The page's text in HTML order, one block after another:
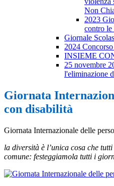
Non
2023
contro le
Giornale
2024
INSIEME
25 novembre
l'eliminazione
Giornata
con disabilità
Giornata Internazionale delle
la diversità è l’unica cosa che
comune: festeggiamola tutti i